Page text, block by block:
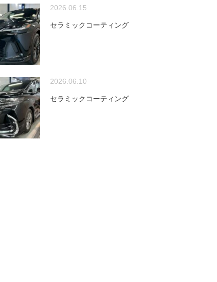
2026.06.15
セラミックコーティング
2026.06.10
セラミックコーティング